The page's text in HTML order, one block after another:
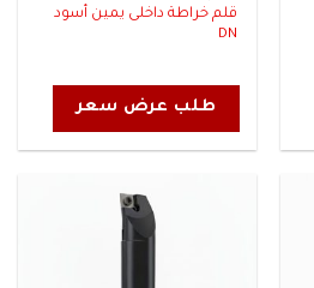
قلم خراطة داخلى يمين أسود
DN
طلب عرض سعر